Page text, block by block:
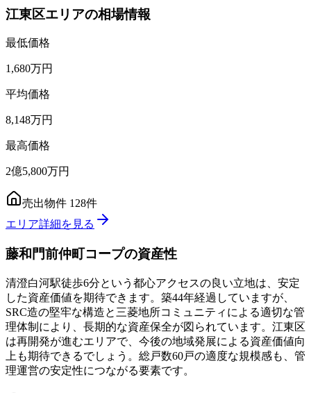
江東区エリアの相場情報
最低価格
1,680万円
平均価格
8,148万円
最高価格
2億5,800万円
売出物件 128件
エリア詳細を見る
藤和門前仲町コープの資産性
清澄白河駅徒歩6分という都心アクセスの良い立地は、安定
した資産価値を期待できます。築44年経過していますが、
SRC造の堅牢な構造と三菱地所コミュニティによる適切な管
理体制により、長期的な資産保全が図られています。江東区
は再開発が進むエリアで、今後の地域発展による資産価値向
上も期待できるでしょう。総戸数60戸の適度な規模感も、管
理運営の安定性につながる要素です。